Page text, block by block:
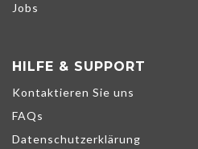
Jobs
HILFE & SUPPORT
Kontaktieren Sie uns
FAQs
Datenschutzerklärung